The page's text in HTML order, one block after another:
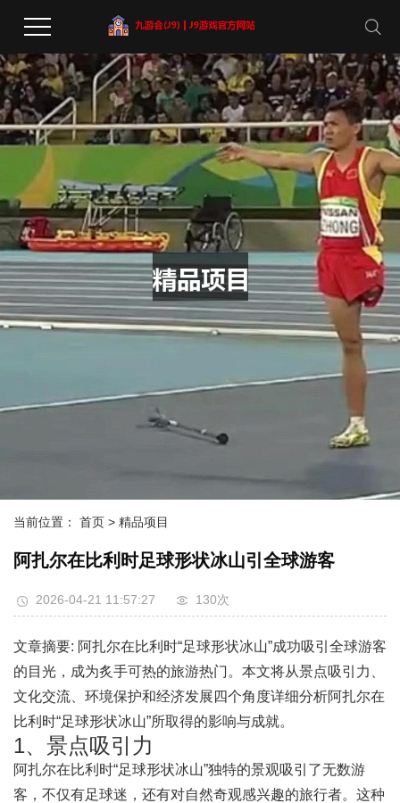
当前位置： 首页 > 精品项目
阿扎尔在比利时足球形状冰山引全球游客
2026-04-21 11:57:27 130次
文章摘要: 阿扎尔在比利时“足球形状冰山”成功吸引全球游客
的目光，成为炙手可热的旅游热门。本文将从景点吸引力、
文化交流、环境保护和经济发展四个角度详细分析阿扎尔在
比利时“足球形状冰山”所取得的影响与成就。
1、景点吸引力
阿扎尔在比利时“足球形状冰山”独特的景观吸引了无数游
客，不仅有足球迷，还有对自然奇观感兴趣的旅行者。这种